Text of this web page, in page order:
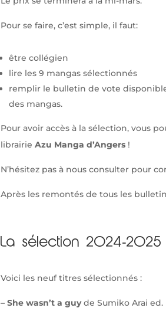
Pour se faire, c’est simple, il faut:
être collégien
lire les 9 mangas sélectionnés
remplir le bulletin de vote
des mangas.
Pour avoir accès à la sélection, vous
librairie Azu Manga d’Angers !
N’hésitez pas à nous consulter pour
Après les remontés de tous les
La sélection 2024-2025
Voici les neuf titres sélectionnés :
– She wasn’t a guyde Sumiko Arai